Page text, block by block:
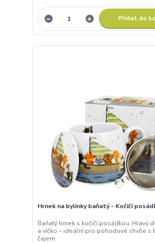
Přidat do
Hrnek na bylinky baňatý - Kočičí
Baňatý hrnek s kočičí posádkou. Hravý
a víčko – ideální pro pohodové chvíle s
čajem.